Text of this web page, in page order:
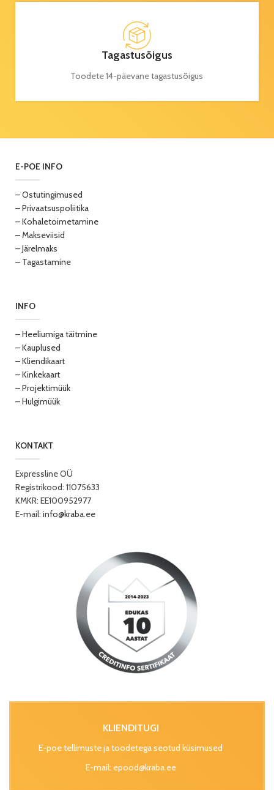
Tagastusõigus
Toodete 14-päevane tagastusõigus
E-POE INFO
– Ostutingimused
– Privaatsuspoliitika
– Kohaletoimetamine
– Makseviisid
– Järelmaks
– Tagastamine
INFO
– Heeliumiga täitmine
– Kauplused
– Kliendikaart
– Kinkekaart
– Projektimüük
– Hulgimüük
KONTAKT
Expressline OÜ
Registrikood: 11075633
KMKR: EE100952977
E-mail: info@kraba.ee
KLIENDITUGI
E-poe tellimuste ja toodetega seotud küsimused
E-mail: epood@kraba.ee